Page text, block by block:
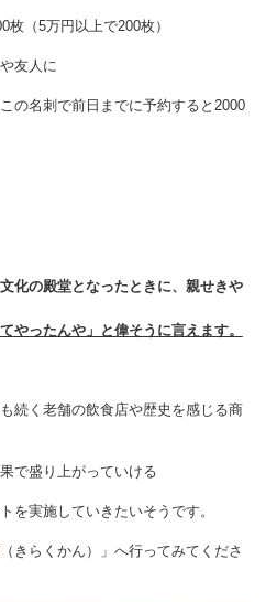
（5万円以上で200枚）
友人に
の名刺で前日までに予約すると2000
化の殿堂となったときに、親せきや
やったんや」と偉そうに言えます。
続く老舗の飲食店や歴史を感じる商
で盛り上がっていける
を実施していきたいそうです。
（きらくかん）」へ行ってみてくださ